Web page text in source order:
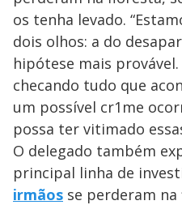
os tenha levado.
dois olhos: a do
hipótese mais
checando tudo que
um possível cr1me
possa ter vitimado
O delegado também
principal linha de
irmãos se perderam